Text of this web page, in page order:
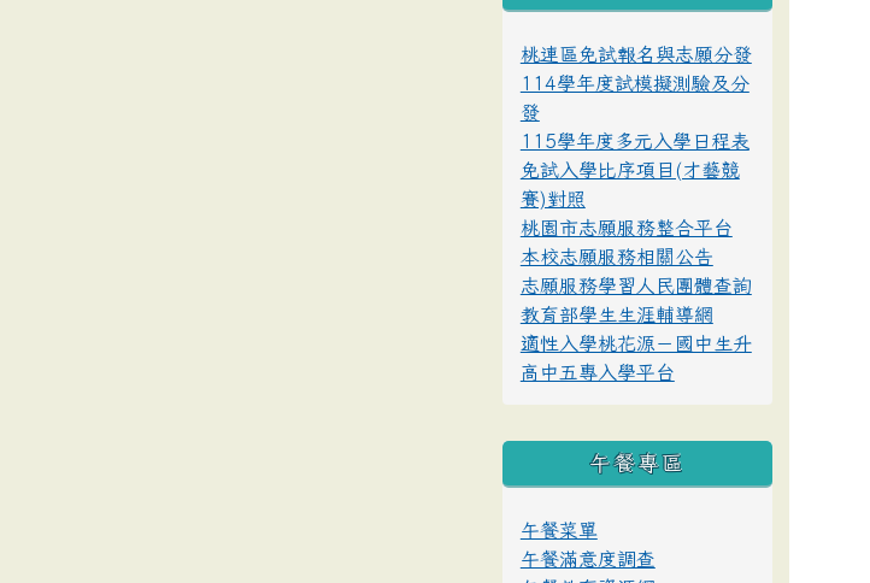
桃連區免試報名與志願分發
114學年度試模擬測驗及分
發
115學年度多元入學日程表
免試入學比序項目(才藝競
賽)對照
桃園市志願服務整合平台
本校志願服務相關公告
志願服務學習人民團體查詢
教育部學生生涯輔導網
適性入學桃花源－國中生升
高中五專入學平台
午餐專區
午餐菜單
午餐滿意度調查